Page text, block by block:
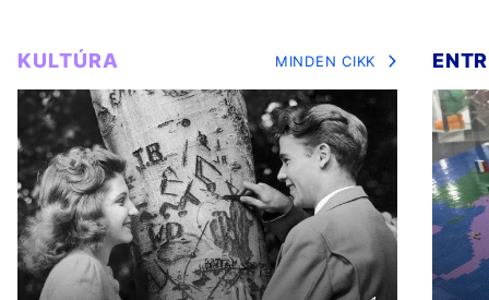
KULTÚRA MINDEN CIKK ENTR